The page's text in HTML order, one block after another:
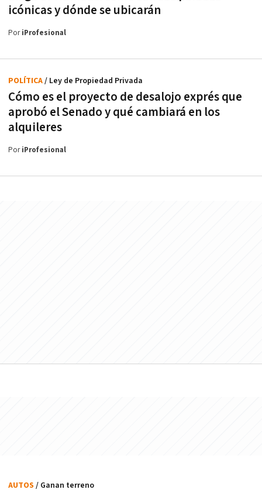
icónicas y dónde se ubicarán
PoriProfesional
Cómo es el proyecto de desalojo exprés que
aprobó el Senado y qué cambiará en los
alquileres
POLÍTICA/ Ley de Propiedad Privada
PoriProfesional
AUTOS / Ganan terreno